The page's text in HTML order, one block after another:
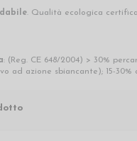
. Qualità ecologica
: (Reg. CE 648/2004) > 30%
ad azione sbiancante); 15-30%